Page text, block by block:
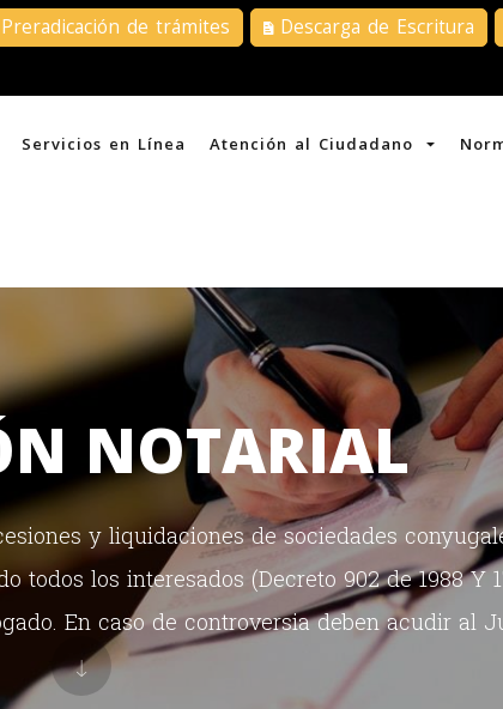
de trámites Descarga de Escritura
Servicios en Línea Atención al Ciudadano
NOTARIAL
y liquidaciones de sociedades
los interesados (Decreto 902 de 1988 Y
En caso de controversia deben acudir al